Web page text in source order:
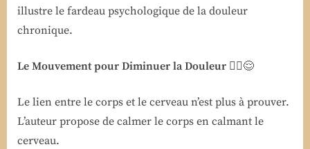
illustre le fardeau psychologique de la douleur
chronique.
Le Mouvement pour Diminuer la Douleur 🤸‍♂️😌
Le lien entre le corps et le cerveau n’est plus à prouver.
L’auteur propose de calmer le corps en calmant le
cerveau.